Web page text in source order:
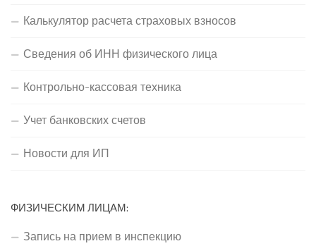
Калькулятор расчета страховых взносов
Сведения об ИНН физического лица
Контрольно-кассовая техника
Учет банковских счетов
Новости для ИП
ФИЗИЧЕСКИМ ЛИЦАМ:
Запись на прием в инспекцию